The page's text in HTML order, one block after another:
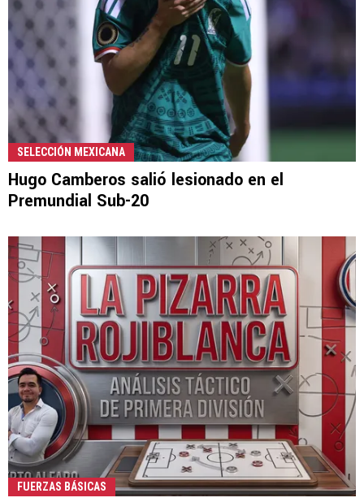
SELECCIÓN MEXICANA
Hugo Camberos salió lesionado en el
Premundial Sub-20
FUERZAS BÁSICAS